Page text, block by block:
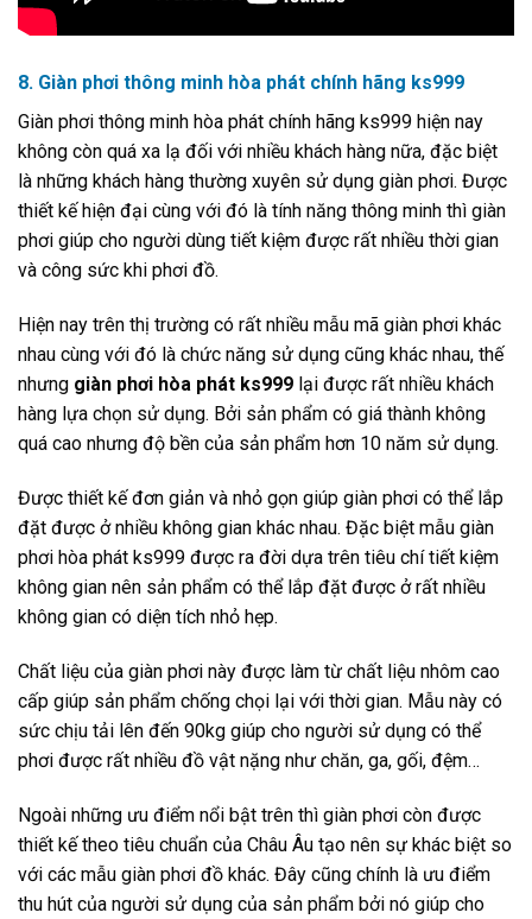
8. Giàn phơi thông minh hòa phát chính hãng ks999
Giàn phơi thông minh hòa phát chính hãng ks999 hiện nay
không còn quá xa lạ đối với nhiều khách hàng nữa, đặc biệt
là những khách hàng thường xuyên sử dụng giàn phơi. Được
thiết kế hiện đại cùng với đó là tính năng thông minh thì giàn
phơi giúp cho người dùng tiết kiệm được rất nhiều thời gian
và công sức khi phơi đồ.
Hiện nay trên thị trường có rất nhiều mẫu mã giàn phơi khác
nhau cùng với đó là chức năng sử dụng cũng khác nhau, thế
nhưng giàn phơi hòa phát ks999 lại được rất nhiều khách
hàng lựa chọn sử dụng. Bởi sản phẩm có giá thành không
quá cao nhưng độ bền của sản phẩm hơn 10 năm sử dụng.
Được thiết kế đơn giản và nhỏ gọn giúp giàn phơi có thể lắp
đặt được ở nhiều không gian khác nhau. Đặc biệt mẫu giàn
phơi hòa phát ks999 được ra đời dựa trên tiêu chí tiết kiệm
không gian nên sản phẩm có thể lắp đặt được ở rất nhiều
không gian có diện tích nhỏ hẹp.
Chất liệu của giàn phơi này được làm từ chất liệu nhôm cao
cấp giúp sản phẩm chống chọi lại với thời gian. Mẫu này có
sức chịu tải lên đến 90kg giúp cho người sử dụng có thể
phơi được rất nhiều đồ vật nặng như chăn, ga, gối, đệm…
Ngoài những ưu điểm nổi bật trên thì giàn phơi còn được
thiết kế theo tiêu chuẩn của Châu Âu tạo nên sự khác biệt so
với các mẫu giàn phơi đồ khác. Đây cũng chính là ưu điểm
thu hút của người sử dụng của sản phẩm bởi nó giúp cho